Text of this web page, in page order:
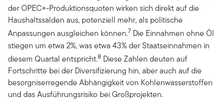
der OPEC+-Produktionsquoten wirken sich direkt auf die
Haushaltssalden aus, potenziell mehr, als politische
Anpassungen ausgleichen können.7 Die Einnahmen ohne Öl
stiegen um etwa 2%, was etwa 43% der Staatseinnahmen in
diesem Quartal entspricht.8 Diese Zahlen deuten auf
Fortschritte bei der Diversifizierung hin, aber auch auf die
besorgniserregende Abhängigkeit von Kohlenwasserstoffen
und das Ausführungsrisiko bei Großprojekten.